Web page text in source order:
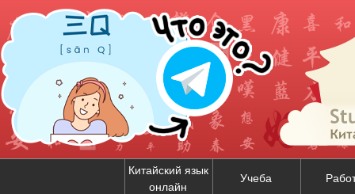
Китайский язык
онлайн
Учеба